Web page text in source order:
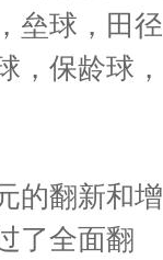
垒球，田径
，保龄球，
的翻新和增
了全面翻